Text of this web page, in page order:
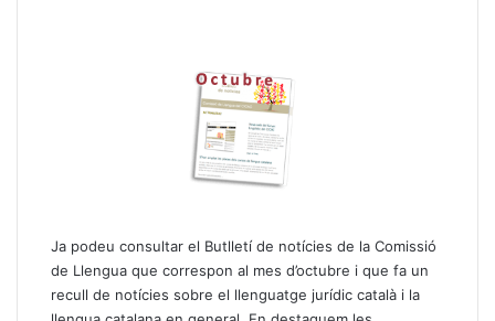
Ja podeu consultar el Butlletí de notícies de la Comissió
de Llengua que correspon al mes d’octubre i que fa un
recull de notícies sobre el llenguatge jurídic català i la